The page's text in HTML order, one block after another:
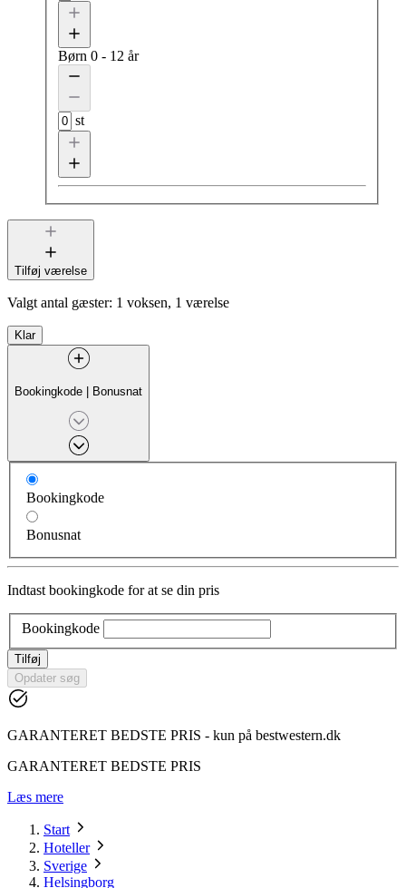
Børn 0 - 12 år
st
Tilføj værelse
Valgt antal gæster: 1 voksen, 1 værelse
Klar
Bookingkode | Bonusnat
Bookingkode
Bonusnat
Indtast bookingkode for at se din pris
Bookingkode
Tilføj
Opdater søg
GARANTERET BEDSTE PRIS - kun på bestwestern.dk
GARANTERET BEDSTE PRIS
Læs mere
Start
Hoteller
Sverige
Helsingborg